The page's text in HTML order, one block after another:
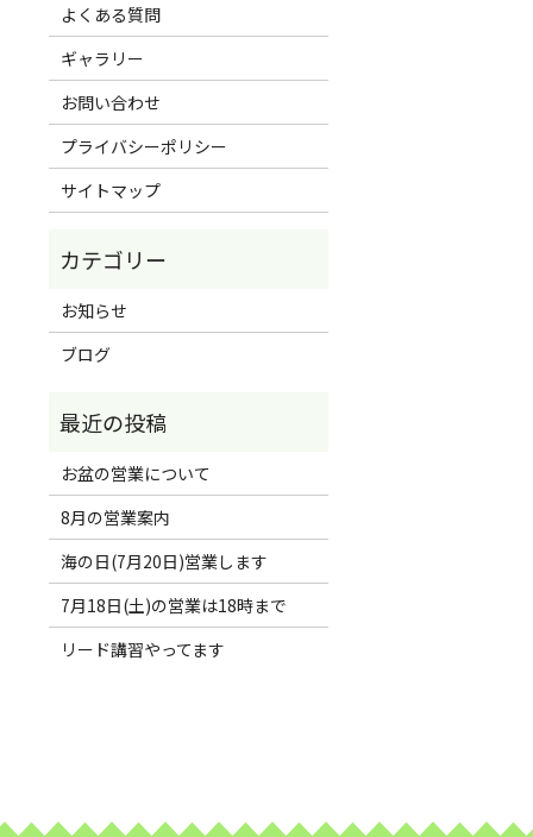
よくある質問
ギャラリー
お問い合わせ
プライバシーポリシー
サイトマップ
お知らせ
ブログ
お盆の営業について
8月の営業案内
海の日(7月20日)営業します
7月18日(土)の営業は18時まで
リード講習やってます